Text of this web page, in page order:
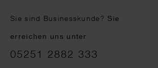
Sie sind Businesskunde?Sie
erreichen uns unter
05251 2882 333